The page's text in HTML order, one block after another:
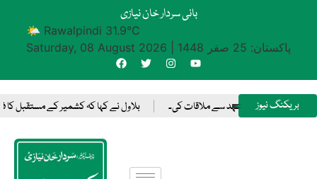
بانی سردار خان نیازی
🌤 Rawalpindi 31.9°C
Saturday, 08 August 2026
پاکستان: 25 صفر 1448
بریکنگ نیوز
میں سعودی ولی عہد سے ملاقات کی۔ بلاول نے کہا کہ کشمیر کے مستقبل کا